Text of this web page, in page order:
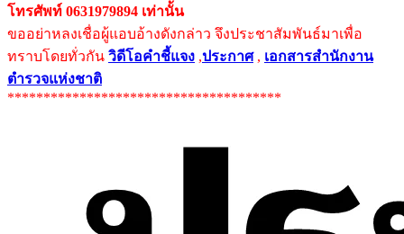
โทรศัพท์ 0631979894 เท่านั้น
ขออย่าหลงเชื่อผู้แอบอ้างดังกล่าว จึงประชาสัมพันธ์มาเพื่อ
ทราบโดยทั่วกัน วิดีโอคำชี้แจง ,ประกาศ, เอกสารสำนักงาน
ตำรวจแห่งชาติ
**************************************